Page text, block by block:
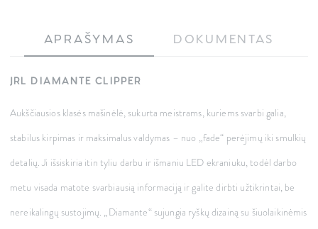
APRAŠYMAS DOKUMENTAS
JRL DIAMANTE CLIPPER
Aukščiausios klasės mašinėlė, sukurta meistrams, kuriems svarbi galia,
stabilus kirpimas ir maksimalus valdymas – nuo „fade“ perėjimų iki smulkių
detalių. Ji išsiskiria itin tyliu darbu ir išmaniu LED ekraniuku, todėl darbo
metu visada matote svarbiausią informaciją ir galite dirbti užtikrintai, be
nereikalingų sustojimų. „Diamante“ sujungia ryškų dizainą su šiuolaikinėmis